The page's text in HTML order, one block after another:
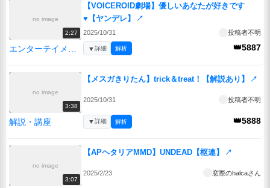
no image
2:27
【VOICEROID劇場】優しいあなたが好きです
♥【ヤンデレ】
↗
2025/10/31 投稿者不明
👑5887
▼詳細 解析
no image
3:38
【メスガきりたん】trick＆treat！【解説あり】 ↗
2025/10/31 投稿者不明
解説・講座 👑5888
▼詳細 解析
no image
3:07
【APヘタリアMMD】UNDEAD【枢連】 ↗
2025/2/23 窓際のhalcaさん